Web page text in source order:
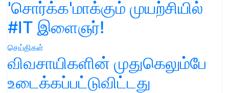
'சொர்க்க'மாக்கும் முயற்சியில்
#IT இளைஞர்!
செய்திகள்
விவசாயிகளின் முதுகெலும்பே
உடைக்கப்பட்டுவிட்டது